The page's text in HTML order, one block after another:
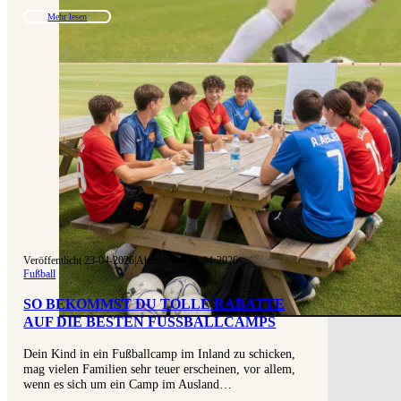
Mehr lesen
Veröffentlicht 23-04-2026|Aktualisiert 23-04-2026
Fußball
SO BEKOMMST DU TOLLE RABATTE
AUF DIE BESTEN FUSSBALLCAMPS
Dein Kind in ein Fußballcamp im Inland zu schicken,
mag vielen Familien sehr teuer erscheinen, vor allem,
wenn es sich um ein Camp im Ausland…